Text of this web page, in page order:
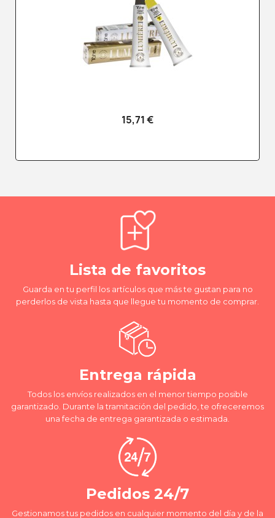
15,71 €
Lista de favoritos
Guarda en tu perfil los artículos que más te gustan para no
perderlos de vista hasta que llegue tu momento de comprar.
Entrega rápida
Todos los envíos realizados en el menor tiempo posible
garantizado. Durante la tramitación del pedido, te ofreceremos
una fecha de entrega garantizada o estimada.
Pedidos 24/7
Gestionamos tus pedidos en cualquier momento del día y de la